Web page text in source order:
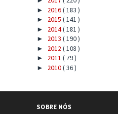
► 2016( 183 )
► 2015 ( 141 )
► 2014( 181 )
► 2013 ( 190 )
► 2012 ( 108 )
► 2011 ( 79 )
► 2010( 36 )
SOBRE NÓS